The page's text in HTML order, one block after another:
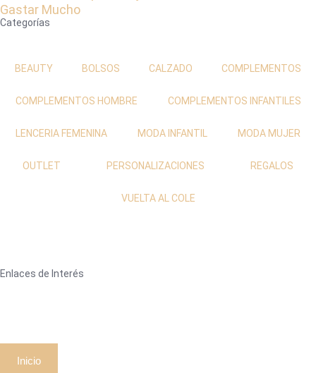
Gastar Mucho
Categorías
BEAUTY BOLSOS CALZADO COMPLEMENTOS
COMPLEMENTOS HOMBRE COMPLEMENTOS INFANTILES
LENCERIA FEMENINA MODA INFANTIL MODA MUJER
OUTLET PERSONALIZACIONES REGALOS
VUELTA AL COLE
Enlaces de Interés
Inicio